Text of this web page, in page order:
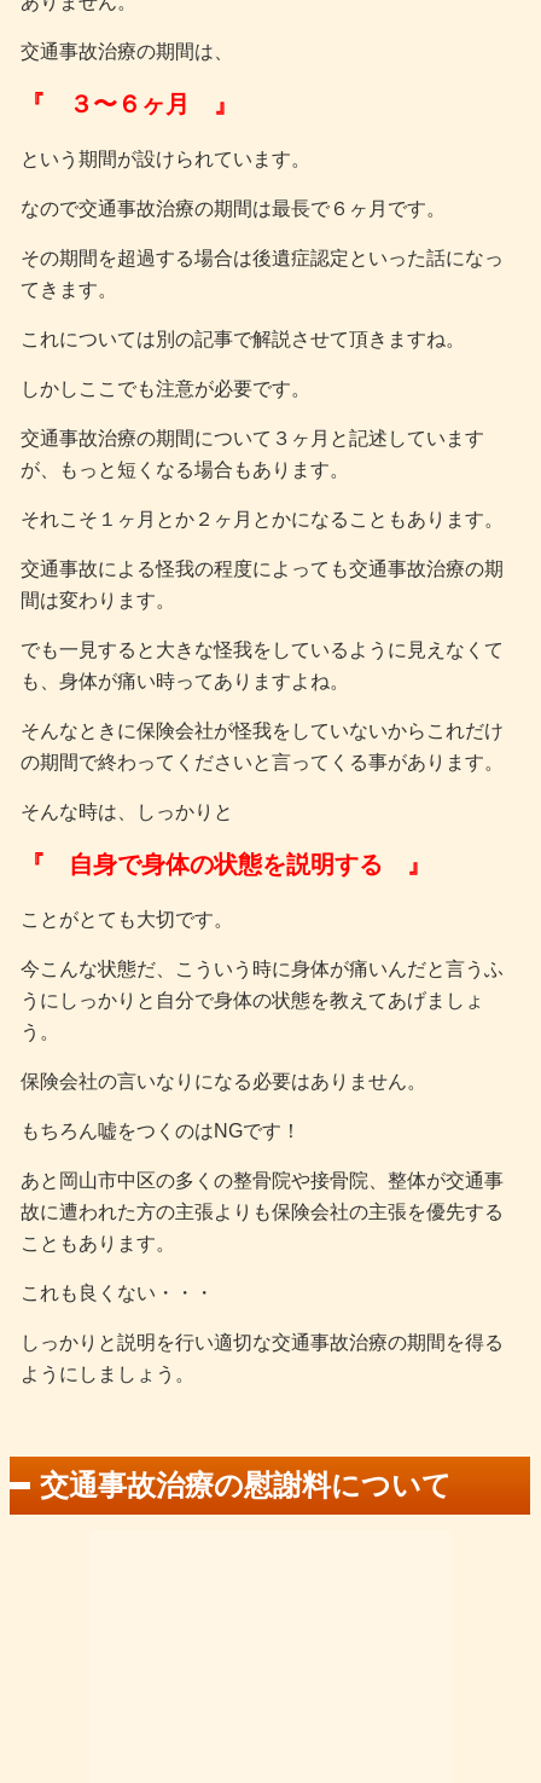
交通事故治療の期間は、
『 ３〜６ヶ月 』
という期間が設けられています。
なので交通事故治療の期間は最長で６ヶ月です。
その期間を超過する場合は後遺症認定といった話になっ
てきます。
これについては別の記事で解説させて頂きますね。
しかしここでも注意が必要です。
交通事故治療の期間について３ヶ月と記述しています
が、もっと短くなる場合もあります。
それこそ１ヶ月とか２ヶ月とかになることもあります。
交通事故による怪我の程度によっても交通事故治療の期
間は変わります。
でも一見すると大きな怪我をしているように見えなくて
も、身体が痛い時ってありますよね。
そんなときに保険会社が怪我をしていないからこれだけ
の期間で終わってくださいと言ってくる事があります。
そんな時は、しっかりと
『 自身で身体の状態を説明する 』
ことがとても大切です。
今こんな状態だ、こういう時に身体が痛いんだと言うふ
うにしっかりと自分で身体の状態を教えてあげましょ
う。
保険会社の言いなりになる必要はありません。
もちろん嘘をつくのはNGです！
あと岡山市中区の多くの整骨院や接骨院、整体が交通事
故に遭われた方の主張よりも保険会社の主張を優先する
こともあります。
これも良くない・・・
しっかりと説明を行い適切な交通事故治療の期間を得る
ようにしましょう。
交通事故治療の慰謝料について